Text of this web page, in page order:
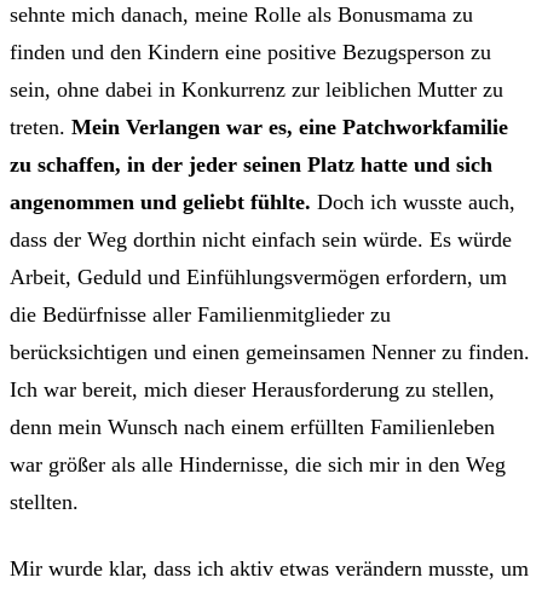
sehnte mich danach, meine Rolle als Bonusmama zu
finden und den Kindern eine positive Bezugsperson zu
sein, ohne dabei in Konkurrenz zur leiblichen Mutter zu
treten. Mein Verlangen war es, eine Patchworkfamilie
zu schaffen, in der jeder seinen Platz hatte und sich
angenommen und geliebt fühlte. Doch ich wusste auch,
dass der Weg dorthin nicht einfach sein würde. Es würde
Arbeit, Geduld und Einfühlungsvermögen erfordern, um
die Bedürfnisse aller Familienmitglieder zu
berücksichtigen und einen gemeinsamen Nenner zu finden.
Ich war bereit, mich dieser Herausforderung zu stellen,
denn mein Wunsch nach einem erfüllten Familienleben
war größer als alle Hindernisse, die sich mir in den Weg
stellten.
Mir wurde klar, dass ich aktiv etwas verändern musste, um